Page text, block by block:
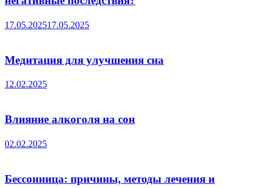
17.05.202517.05.2025
Медитация для улучшения сна
12.02.2025
Влияние алкоголя на сон
02.02.2025
Бессонница: причины, методы лечения и